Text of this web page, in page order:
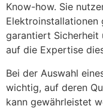
Know-how. Sie
Elektroinstallationen
garantiert Sicherheit
auf die Expertise
Bei der Auswahl
wichtig, auf deren
kann gewährleistet